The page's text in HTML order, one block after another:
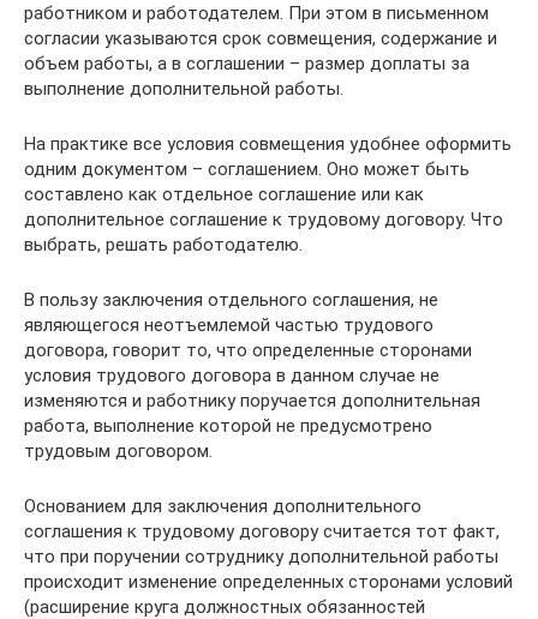
работником и работодателем. При этом в письменном
согласии указываются срок совмещения, содержание и
объем работы, а в соглашении – размер доплаты за
выполнение дополнительной работы.
На практике все условия совмещения удобнее оформить
одним документом – соглашением. Оно может быть
составлено как отдельное соглашение или как
дополнительное соглашение к трудовому договору. Что
выбрать, решать работодателю.
В пользу заключения отдельного соглашения, не
являющегося неотъемлемой частью трудового
договора, говорит то, что определенные сторонами
условия трудового договора в данном случае не
изменяются и работнику поручается дополнительная
работа, выполнение которой не предусмотрено
трудовым договором.
Основанием для заключения дополнительного
соглашения к трудовому договору считается тот факт,
что при поручении сотруднику дополнительной работы
происходит изменение определенных сторонами условий
(расширение круга должностных обязанностей